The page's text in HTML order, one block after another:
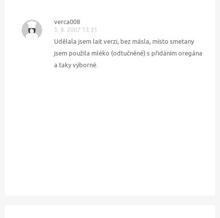
verca008
5. 8. 2007 13:31
Udělala jsem lait verzi, bez másla, místo smetany
jsem použila mléko (odtučněné) s přidáním oregána
a taky výborné.